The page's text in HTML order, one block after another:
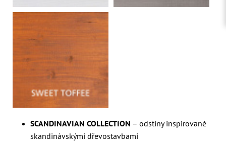
SCANDINAVIAN COLLECTION – odstíny inspirované
skandinávskými dřevostavbami